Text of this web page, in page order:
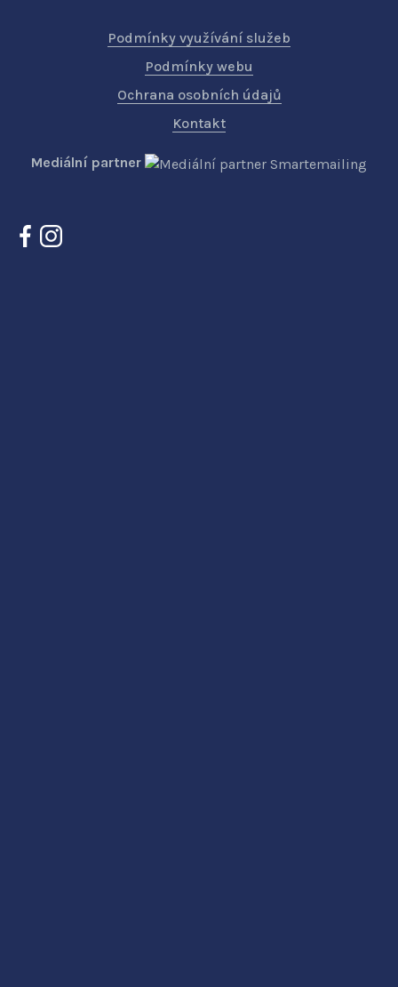
Podmínky využívání služeb
Podmínky webu
Ochrana osobních údajů
Kontakt
Mediální partner